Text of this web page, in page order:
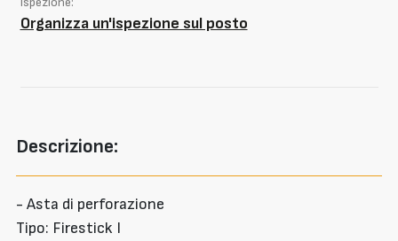
Descrizione:
- Asta di perforazione
Tipo: Firestick I
Organizza un'ispezione sul posto